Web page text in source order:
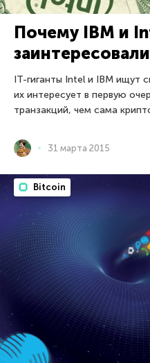
Почему IBM и
IT-гиганты Intel и IBM ищут
их интересует в первую
транзакций, чем сама
31 марта 2015
Bitcoin